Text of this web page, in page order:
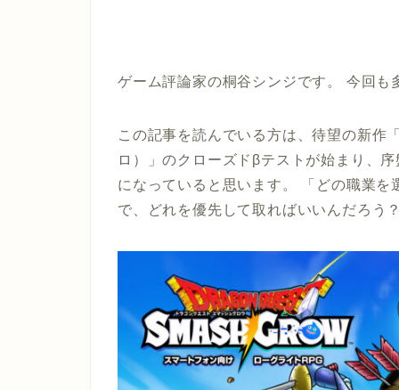
ゲーム評論家の桐谷シンジです。 今回
この記事を読んでいる方は、待望の新作
ロ）」のクローズドβテストが始まり、
になっていると思います。 「どの職業
で、どれを優先して取ればいいんだろう